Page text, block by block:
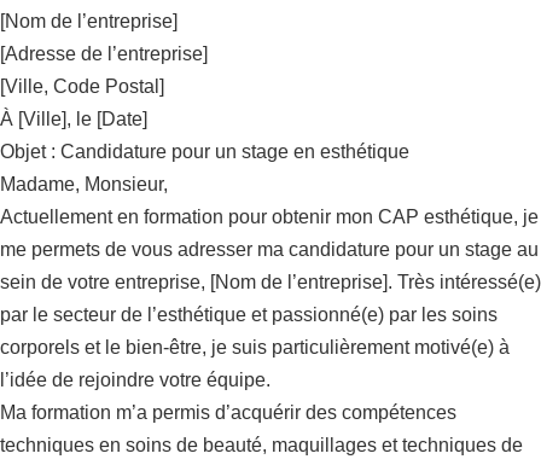
[Nom de l’entreprise]
[Adresse de l’entreprise]
[Ville, Code Postal]
À [Ville], le [Date]
Objet : Candidature pour un stage en esthétique
Madame, Monsieur,
Actuellement en formation pour obtenir mon CAP esthétique, je
me permets de vous adresser ma candidature pour un stage au
sein de votre entreprise, [Nom de l’entreprise]. Très intéressé(e)
par le secteur de l’esthétique et passionné(e) par les soins
corporels et le bien-être, je suis particulièrement motivé(e) à
l’idée de rejoindre votre équipe.
Ma formation m’a permis d’acquérir des compétences
techniques en soins de beauté, maquillages et techniques de